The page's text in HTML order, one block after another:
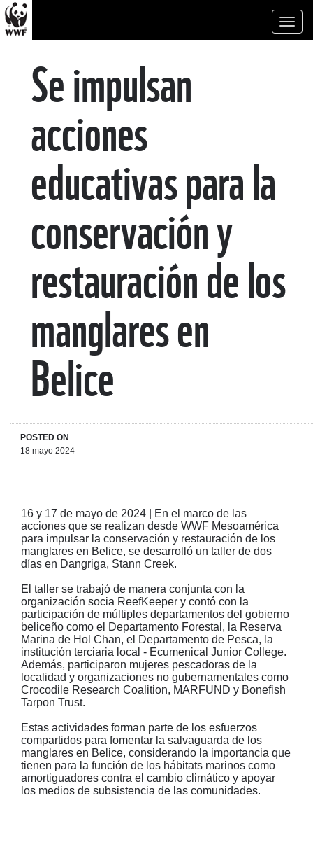
Se impulsan
acciones
educativas para la
conservación y
restauración de los
manglares en
Belice
POSTED ON
18 mayo 2024
16 y 17 de mayo de 2024 | En el marco de las
acciones que se realizan desde WWF Mesoamérica
para impulsar la conservación y restauración de los
manglares en Belice, se desarrolló un taller de dos
días en Dangriga, Stann Creek.
El taller se trabajó de manera conjunta con la
organización socia ReefKeeper y contó con la
participación de múltiples departamentos del gobierno
beliceño como el Departamento Forestal, la Reserva
Marina de Hol Chan, el Departamento de Pesca, la
institución terciaria local - Ecumenical Junior College.
Además, participaron mujeres pescadoras de la
localidad y organizaciones no gubernamentales como
Crocodile Research Coalition, MARFUND y Bonefish
Tarpon Trust.
Estas actividades forman parte de los esfuerzos
compartidos para fomentar la salvaguarda de los
manglares en Belice, considerando la importancia que
tienen para la función de los hábitats marinos como
amortiguadores contra el cambio climático y apoyar
los medios de subsistencia de las comunidades.